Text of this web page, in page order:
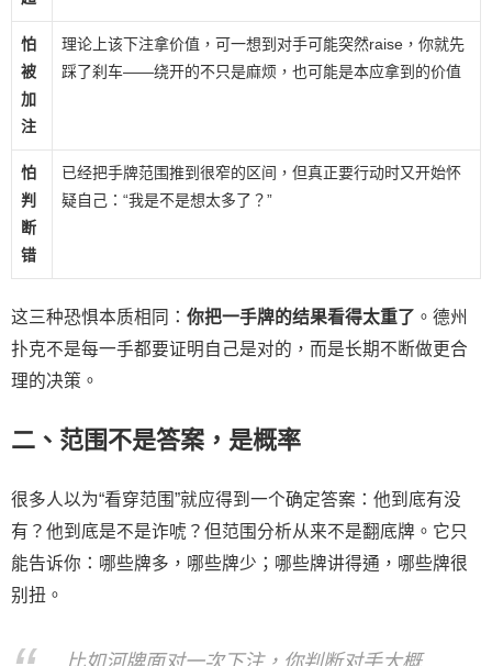
怕
被
加
注
理论上该下注拿价值，可一想到对手可能突然raise，你就先
踩了刹车——绕开的不只是麻烦，也可能是本应拿到的价值
怕
判
断
错
已经把手牌范围推到很窄的区间，但真正要行动时又开始怀
疑自己：“我是不是想太多了？”
这三种恐惧本质相同： 你把一手牌的结果看得太重了 。德州
扑克不是每一手都要证明自己是对的，而是长期不断做更合
理的决策。
二、范围不是答案，是概率
很多人以为“看穿范围”就应得到一个确定答案：他到底有没
有？他到底是不是诈唬？但范围分析从来不是翻底牌。它只
能告诉你：哪些牌多，哪些牌少；哪些牌讲得通，哪些牌很
别扭。
比如河牌面对一次下注，你判断对手大概